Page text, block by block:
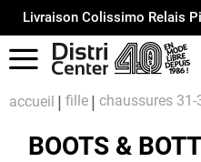
Livraison Colissimo Relais
Menu
accueil fille chaussures 31-
BOOTS &